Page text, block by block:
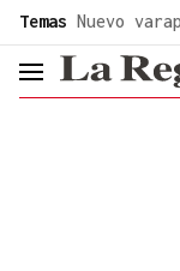
Temas Nuevo
header.menu.open